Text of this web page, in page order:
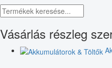
Vásárlás részleg